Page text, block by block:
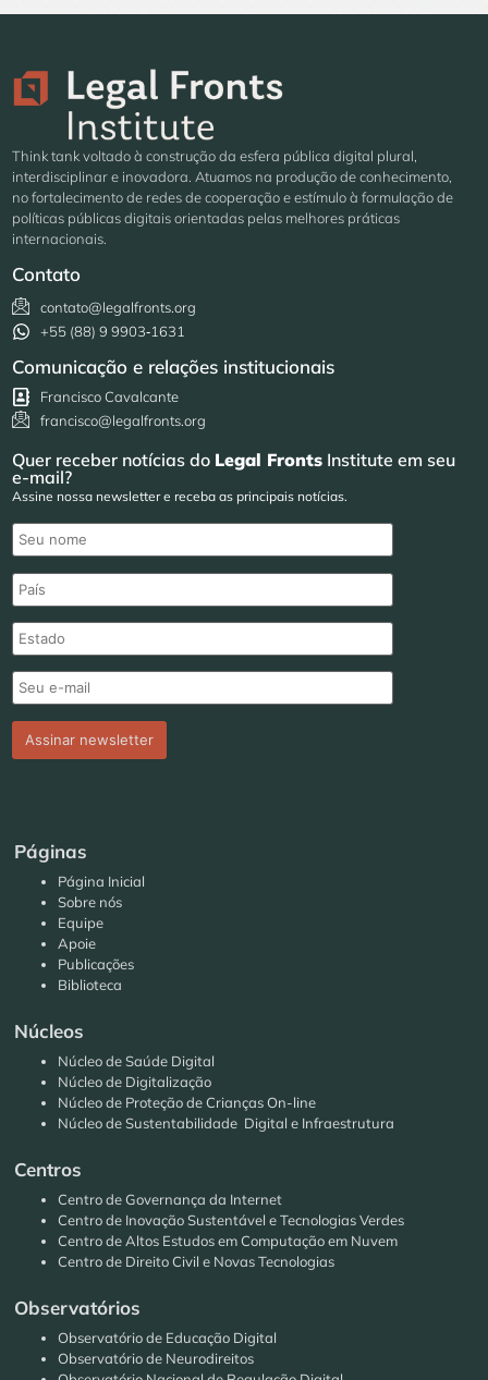
Think tank voltado à construção da esfera pública digital plural,
interdisciplinar e inovadora. Atuamos na produção de conhecimento,
no fortalecimento de redes de cooperação e estímulo à formulação de
políticas públicas digitais orientadas pelas melhores práticas
internacionais.
Contato
contato@legalfronts.org
+55 (88) 9 9903‑1631
Comunicação e relações institucionais
Francisco Cavalcante
francisco@legalfronts.org
Quer receber notícias do Legal Fronts Institute em seu
e-mail?
Assine nossa newsletter e receba as principais notícias.
Páginas
Página Inicial
Sobre nós
Equipe
Apoie
Publicações
Biblioteca
Núcleos
Núcleo de Saúde Digital
Núcleo de Digitalização
Núcleo de Proteção de Crianças On-line
Núcleo de Sustentabilidade Digital e Infraestrutura
Centros
Centro de Governança da Internet
Centro de Inovação Sustentável e Tecnologias Verdes
Centro de Altos Estudos em Computação em Nuvem
Centro de Direito Civil e Novas Tecnologias
Observatórios
Observatório de Educação Digital
Observatório de Neurodireitos